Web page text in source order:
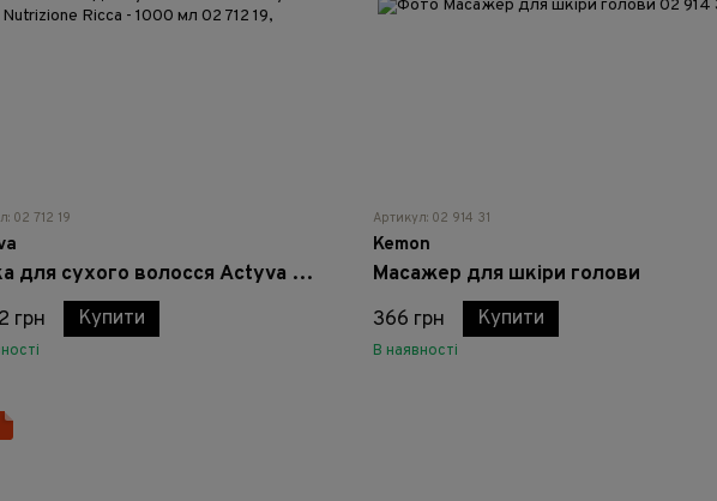
02 712 19
Маска для сухого волосся Actyva Nutrizione Ricca - 1000 мл
грн
Купити
Артикул: 02 914 31
Kemon
Масажер для шкіри голови
366 грн
Купити
В наявності